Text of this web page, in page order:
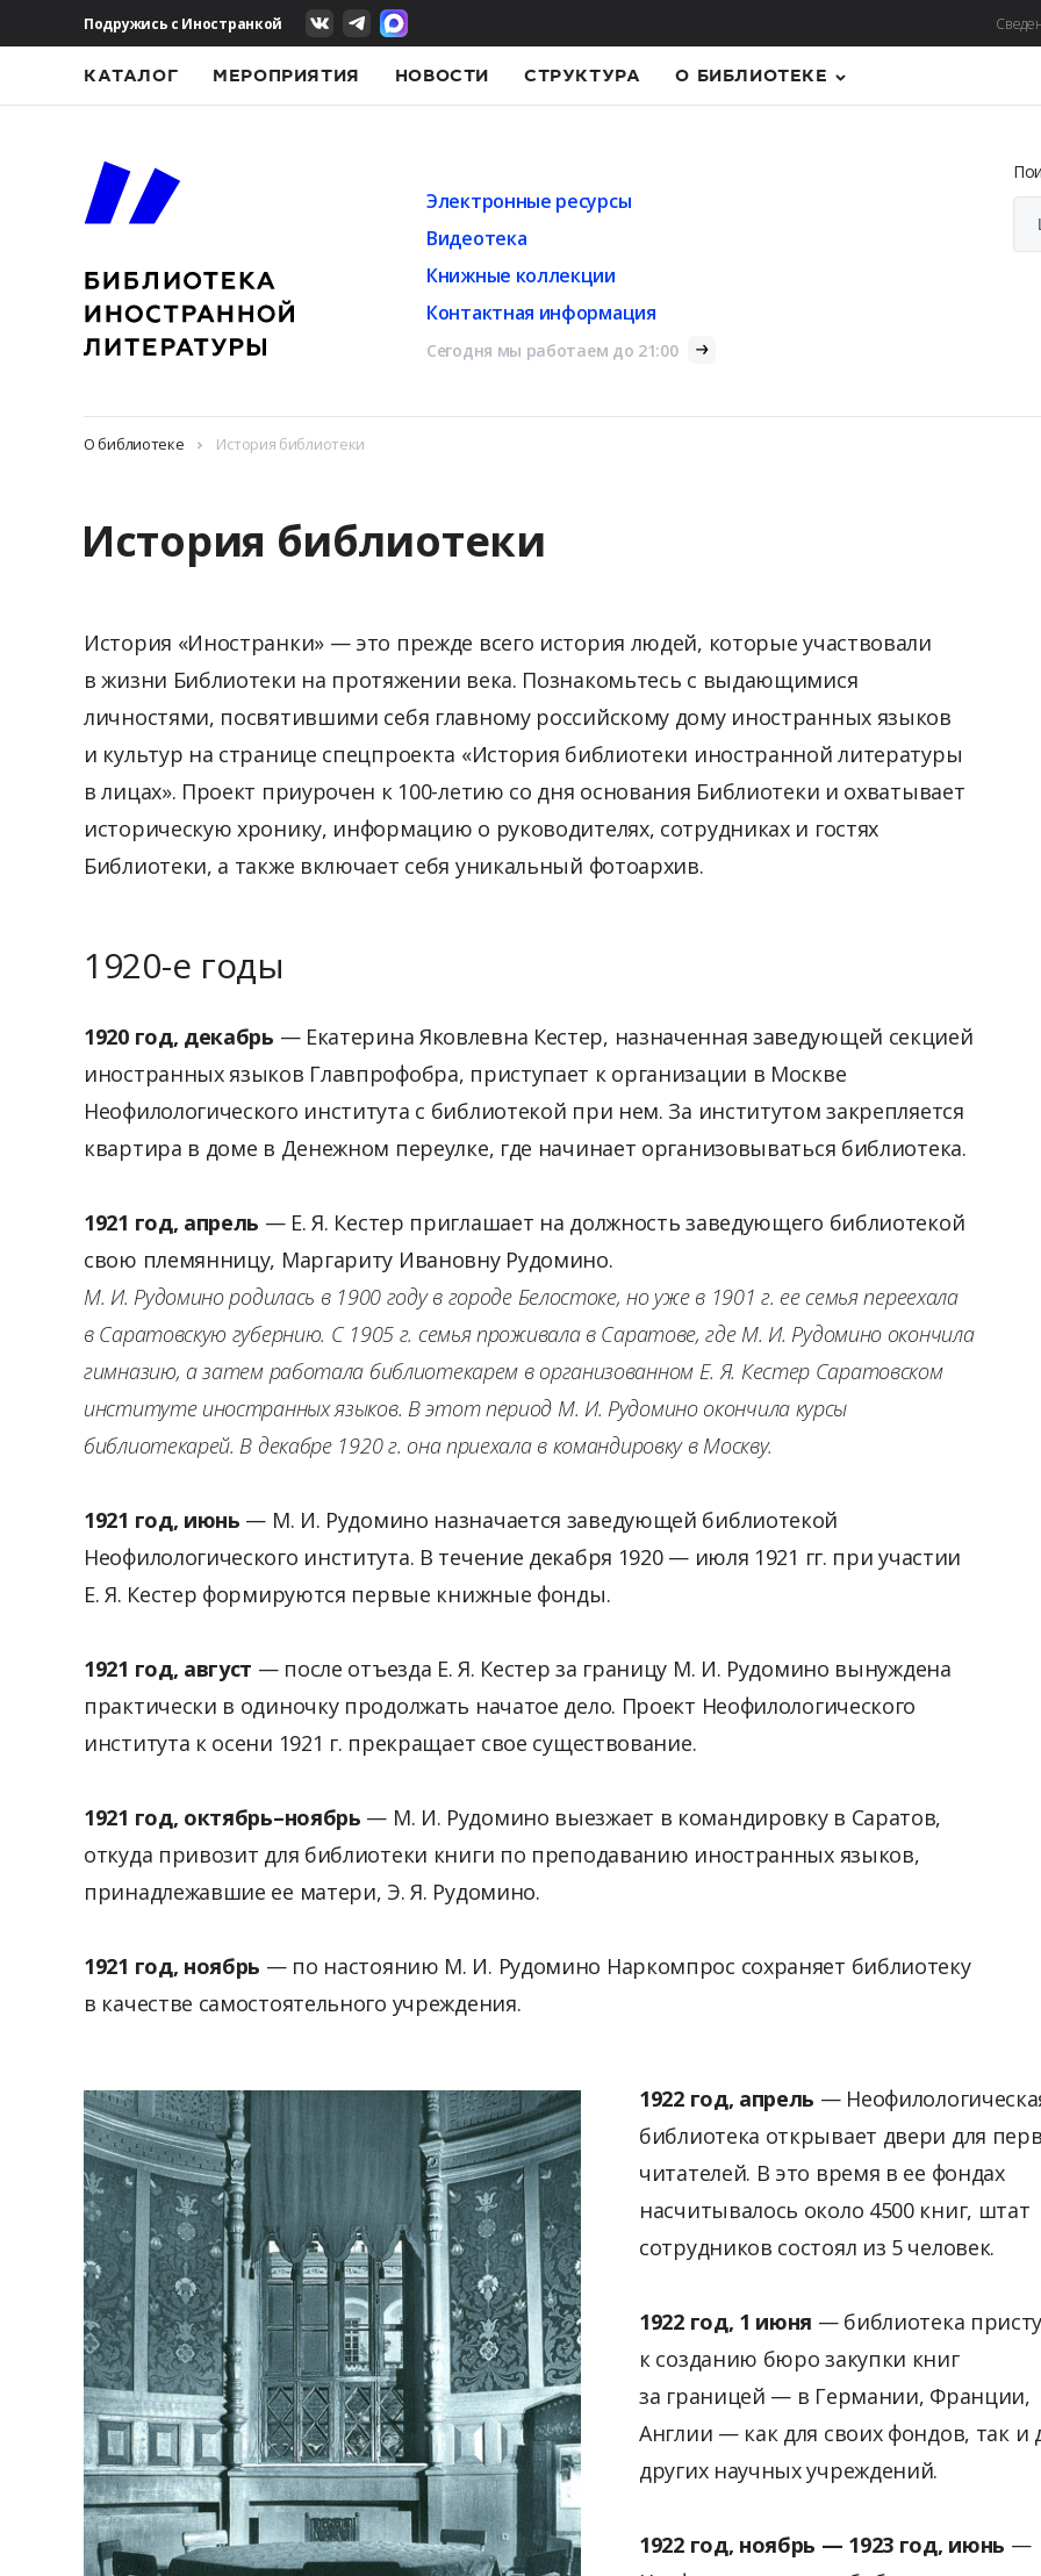
Подружись с Иностранкой
КАТАЛОГ МЕРОПРИЯТИЯ НОВОСТИ СТРУКТУРА О БИБЛИОТЕКЕ
Электронные ресурсы
Видеотека
Книжные коллекции
Контактная информация
Сегодня мы работаем до 21:00
О библиотеке История библиотеки
История библиотеки
История «Иностранки» — это прежде всего история людей, которые участвовали
в жизни Библиотеки на протяжении века. Познакомьтесь с выдающимися
личностями, посвятившими себя главному российскому дому иностранных языков
и культур на странице спецпроекта «История библиотеки иностранной литературы
в лицах». Проект приурочен к 100-летию со дня основания Библиотеки и охватывает
историческую хронику, информацию о руководителях, сотрудниках и гостях
Библиотеки, а также включает себя уникальный фотоархив.
1920-е годы
1920 год, декабрь — Екатерина Яковлевна Кестер, назначенная заведующей секцией
иностранных языков Главпрофобра, приступает к организации в Москве
Неофилологического института с библиотекой при нем. За институтом закрепляется
квартира в доме в Денежном переулке, где начинает организовываться библиотека.
1921 год, апрель — Е. Я. Кестер приглашает на должность заведующего библиотекой
свою племянницу, Маргариту Ивановну Рудомино.
М. И. Рудомино родилась в 1900 году в городе Белостоке, но уже в 1901 г. ее семья переехала
в Саратовскую губернию. С 1905 г. семья проживала в Саратове, где М. И. Рудомино окончила
гимназию, а затем работала библиотекарем в организованном Е. Я. Кестер Саратовском
институте иностранных языков. В этот период М. И. Рудомино окончила курсы
библиотекарей. В декабре 1920 г. она приехала в командировку в Москву.
1921 год, июнь — М. И. Рудомино назначается заведующей библиотекой
Неофилологического института. В течение декабря 1920 — июля 1921 гг. при участии
Е. Я. Кестер формируются первые книжные фонды.
1921 год, август — после отъезда Е. Я. Кестер за границу М. И. Рудомино вынуждена
практически в одиночку продолжать начатое дело. Проект Неофилологического
института к осени 1921 г. прекращает свое существование.
1921 год, октябрь–ноябрь — М. И. Рудомино выезжает в командировку в Саратов,
откуда привозит для библиотеки книги по преподаванию иностранных языков,
принадлежавшие ее матери, Э. Я. Рудомино.
1921 год, ноябрь — по настоянию М. И. Рудомино Наркомпрос сохраняет библиотеку
в качестве самостоятельного учреждения.
1922 год, апрель —
библиотека открывает двери для
читателей. В это время в ее фондах
насчитывалось около 4500 книг, штат
сотрудников состоял из 5 человек.
1922 год, 1 июня — библиотека
к созданию бюро закупки книг
за границей — в Германии, Франции,
Англии — как для своих фондов, так и
других научных учреждений.
1922 год, ноябрь — 1923 год, июнь —